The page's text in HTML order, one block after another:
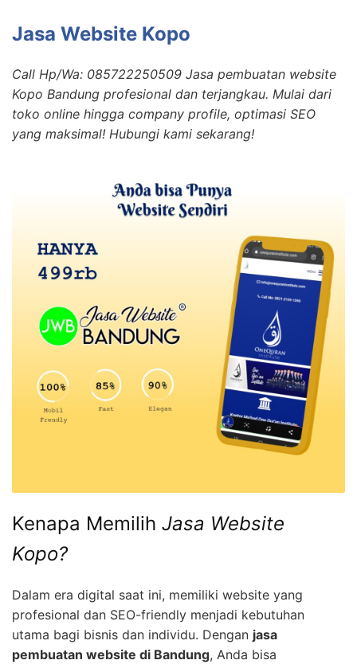
Jasa Website Kopo
Call Hp/Wa: 085722250509 Jasa pembuatan website
Kopo Bandung profesional dan terjangkau. Mulai dari
toko online hingga company profile, optimasi SEO
yang maksimal! Hubungi kami sekarang!
Kenapa Memilih Jasa Website
Kopo?
Dalam era digital saat ini, memiliki website yang
profesional dan SEO-friendly menjadi kebutuhan
utama bagi bisnis dan individu. Dengan jasa
pembuatan website di Bandung, Anda bisa